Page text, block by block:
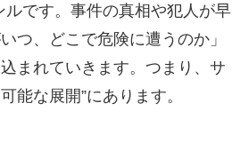
ルです。事件の真相や犯人が早
つ、どこで危険に遭うのか」
まれていきます。つまり、サ
能な展開”にあります。